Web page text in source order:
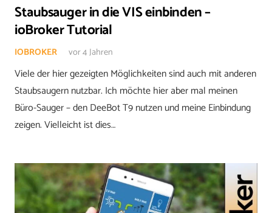
Staubsauger in die VIS einbinden –
ioBroker Tutorial
IOBROKER vor 4 Jahren
Viele der hier gezeigten Möglichkeiten sind auch mit anderen
Staubsaugern nutzbar. Ich möchte hier aber mal meinen
Büro-Sauger – den DeeBot T9 nutzen und meine Einbindung
zeigen. Vielleicht ist dies…